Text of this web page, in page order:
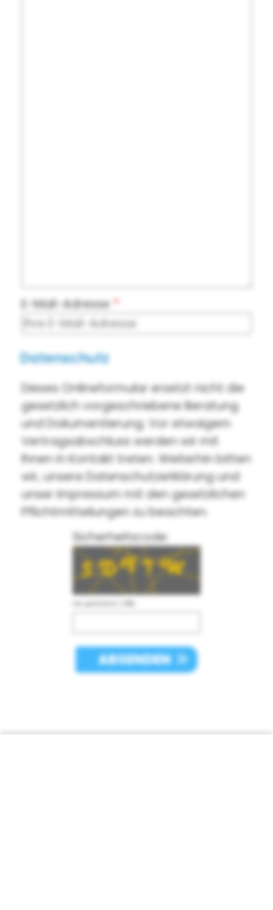
E-Mail-Adresse
Datenschutz
Dieses Onlineformular ersetzt nicht die
gesetzlich vorgeschriebene Beratung
und Dokumentierung. Vor etwaigem
Vertragsabschluss werden wir mit
Ihnen in Kontakt treten. Weiterhin bitten
wir, unsere Datenschutzerklärung und
unser Impressum mit den gesetzlichen
Pflichtmitteilungen zu beachten.
Sicherheitscode:
ABSENDEN